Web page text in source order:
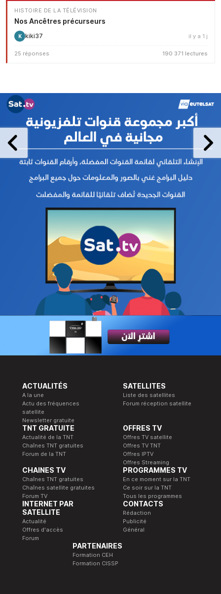
HISTOIRE DE LA TÉLÉVISION
Nos Ancêtres précurseurs
K kiki37 il y a 1 j
25 réponses 190 371 lectures
ACTUALITÉS
A la une
Actu des fréquences
satellite
Newsletter gratuite
SATELLITES
Liste des satellites
Forum réception satellite
TNT GRATUITE
Actualité de la TNT
Chaînes TNT gratuites
Forum de la TNT
OFFRES TV
Offres TV satellite
Offres TV TNT
Offres IPTV
Offres Streaming
CHAINES TV
Chaînes TNT gratuites
Chaînes satellite gratuites
Forum TV
PROGRAMMES TV
En ce moment sur la TNT
Ce soir sur la TNT
Tous les programmes
INTERNET PAR
SATELLITE
Actualité
Offres d'accès
Forum
CONTACTS
Rédaction
Publicité
Général
PARTENAIRES
Formation CEH
Formation CISSP